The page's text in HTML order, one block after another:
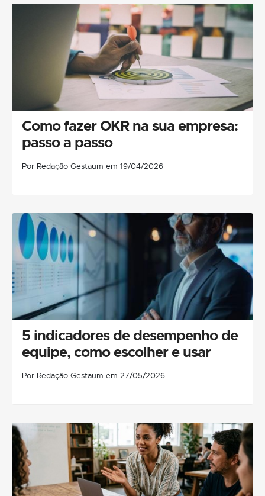
Como fazer OKR na sua empresa:
passo a passo
Por Redação Gestaum em 19/04/2026
5 indicadores de desempenho de
equipe, como escolher e usar
Por Redação Gestaum em 27/05/2026